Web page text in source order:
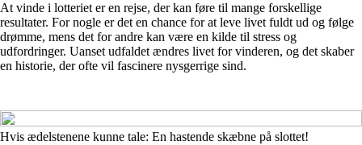
At vinde i lotteriet er en rejse, der kan føre til mange forskellige
resultater. For nogle er det en chance for at leve livet fuldt ud og følge
drømme, mens det for andre kan være en kilde til stress og
udfordringer. Uanset udfaldet ændres livet for vinderen, og det skaber
en historie, der ofte vil fascinere nysgerrige sind.
Hvis ædelstenene kunne tale: En hastende skæbne på slottet!